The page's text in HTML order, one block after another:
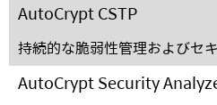
AutoCrypt CSTP
持続的な脆弱性管理およびセ
AutoCrypt Security